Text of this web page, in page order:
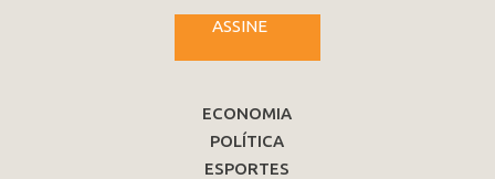
ASSINE
ECONOMIA
POLÍTICA
ESPORTES